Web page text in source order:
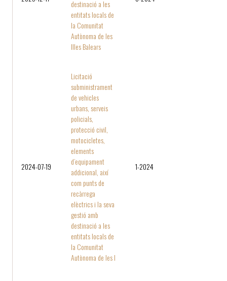
destinació a les
entitats locals de
la Comunitat
Autònoma de les
Illes Balears
2024-07-19
Licitació
subministrament
de vehicles
urbans, serveis
policials,
protecció civil,
motocicletes,
elements
d’equipament
addicional, així
com punts de
recàrrega
elèctrics i la seva
gestió amb
destinació a les
entitats locals de
la Comunitat
Autònoma de les I
1-2024